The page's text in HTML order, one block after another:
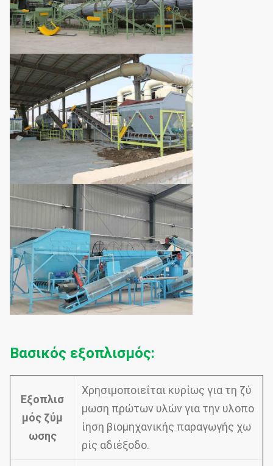
Βασικός εξοπλισμός:
Εξοπλισ
μός ζύμ
ωσης
Χρησιμοποιείται κυρίως για τη ζύ
μωση πρώτων υλών για την υλοπο
ίηση βιομηχανικής παραγωγής χω
ρίς αδιέξοδο.